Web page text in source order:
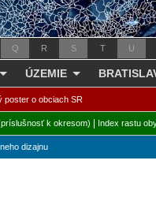
Q R S T U
ÚZEMIE
poster o obciach SR
k okresom) Index rastu
dizajnu